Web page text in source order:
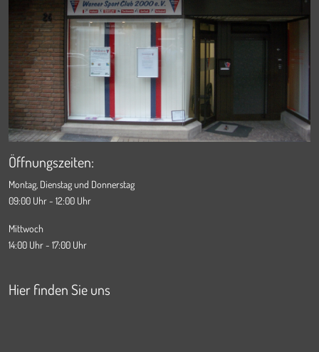
Öffnungszeiten:
Montag, Dienstag und Donnerstag
09:00 Uhr - 12:00 Uhr
Mittwoch
14:00 Uhr - 17:00 Uhr
Hier finden Sie uns